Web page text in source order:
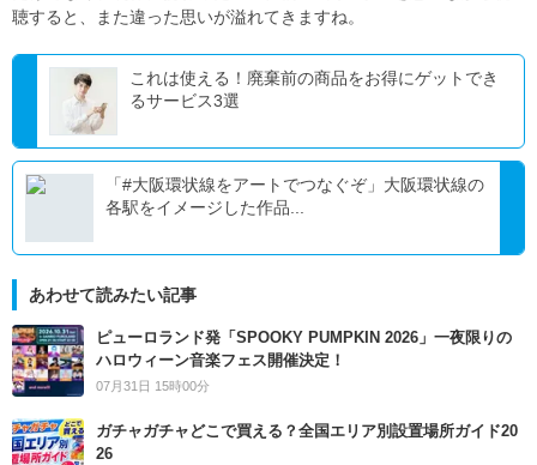
聴すると、また違った思いが溢れてきますね。
これは使える！廃棄前の商品をお得にゲットでき
るサービス3選
「#大阪環状線をアートでつなぐぞ」大阪環状線の
各駅をイメージした作品...
あわせて読みたい記事
ピューロランド発「SPOOKY PUMPKIN 2026」一夜限りの
ハロウィーン音楽フェス開催決定！
07月31日 15時00分
ガチャガチャどこで買える？全国エリア別設置場所ガイド20
26